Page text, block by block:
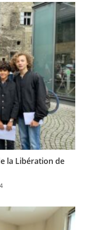
la Libération de